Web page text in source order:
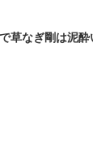
草なぎ剛は泥